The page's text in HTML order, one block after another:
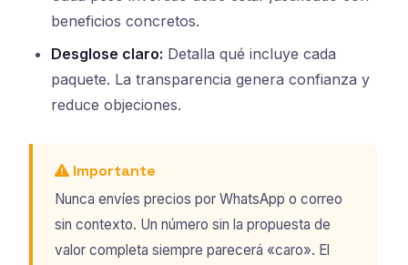
beneficios concretos.
Desglose claro: Detalla qué incluye cada
paquete. La transparencia genera confianza y
reduce objeciones.
Importante
Nunca envíes precios por WhatsApp o correo
sin contexto. Un número sin la propuesta de
valor completa siempre parecerá «caro». El